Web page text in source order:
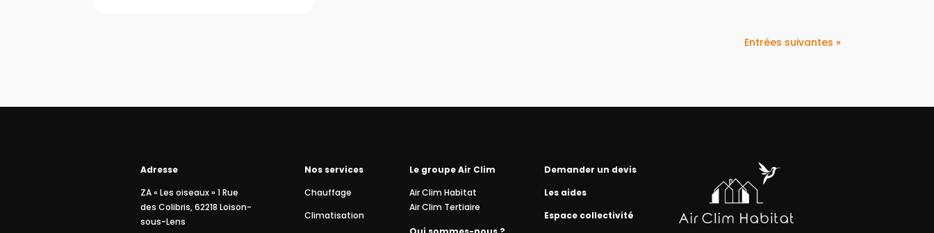
Entrées suivantes »
Adresse
ZA « Les oiseaux » 1 Rue
des Colibris, 62218 Loison-
sous-Lens
Nos services
Chauffage
Climatisation
Le groupe Air Clim
Air Clim Habitat
Air Clim Tertiaire
Demander un devis
Les aides
Espace collectivité